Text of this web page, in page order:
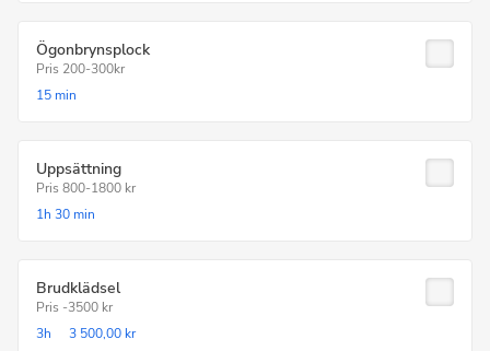
Ögonbrynsplock
Pris 200-300kr
15 min
Uppsättning
Pris 800-1800 kr
1h 30 min
Brudklädsel
Pris -3500 kr
3h
3 500,00 kr